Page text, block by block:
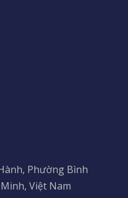
Phường Bình
Việt Nam